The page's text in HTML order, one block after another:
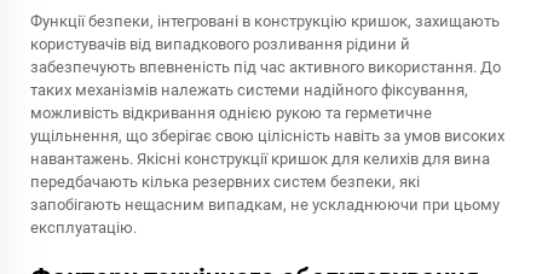
Функції безпеки, інтегровані в конструкцію кришок, захищають
користувачів від випадкового розливання рідини й
забезпечують впевненість під час активного використання. До
таких механізмів належать системи надійного фіксування,
можливість відкривання однією рукою та герметичне
ущільнення, що зберігає свою цілісність навіть за умов високих
навантажень. Якісні конструкції кришок для келихів для вина
передбачають кілька резервних систем безпеки, які
запобігають нещасним випадкам, не ускладнюючи при цьому
експлуатацію.